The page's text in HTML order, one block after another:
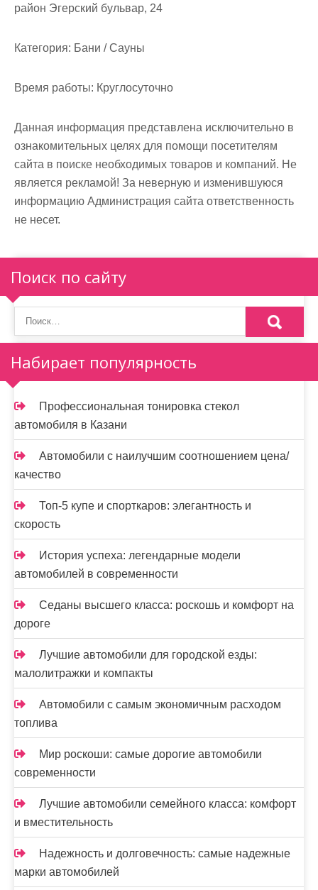
район Эгерский бульвар, 24
Категория: Бани / Сауны
Время работы: Круглосуточно
Данная информация представлена исключительно в
ознакомительных целях для помощи посетителям
сайта в поиске необходимых товаров и компаний. Не
является рекламой! За неверную и изменившуюся
информацию Администрация сайта ответственность
не несет.
Поиск по сайту
Набирает популярность
Профессиональная тонировка стекол
автомобиля в Казани
Автомобили с наилучшим соотношением цена/
качество
Топ-5 купе и спорткаров: элегантность и
скорость
История успеха: легендарные модели
автомобилей в современности
Седаны высшего класса: роскошь и комфорт на
дороге
Лучшие автомобили для городской езды:
малолитражки и компакты
Автомобили с самым экономичным расходом
топлива
Мир роскоши: самые дорогие автомобили
современности
Лучшие автомобили семейного класса: комфорт
и вместительность
Надежность и долговечность: самые надежные
марки автомобилей